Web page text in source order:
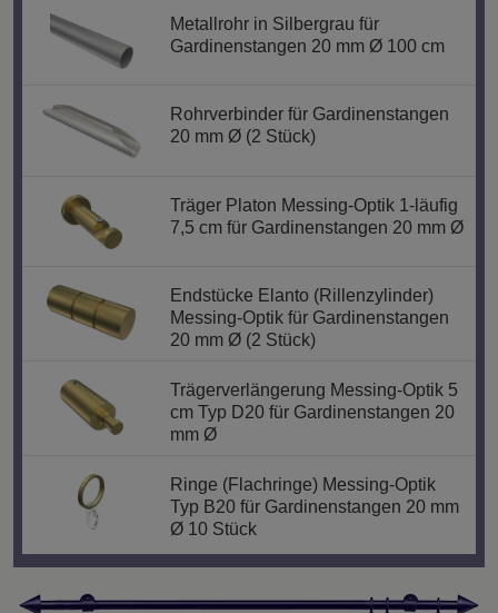
Metallrohr in Silbergrau für
Gardinenstangen 20 mm Ø 100 cm
Rohrverbinder für Gardinenstangen
20 mm Ø (2 Stück)
Träger Platon Messing-Optik 1-läufig
7,5 cm für Gardinenstangen 20 mm Ø
Endstücke Elanto (Rillenzylinder)
Messing-Optik für Gardinenstangen
20 mm Ø (2 Stück)
Trägerverlängerung Messing-Optik 5
cm Typ D20 für Gardinenstangen 20
mm Ø
Ringe (Flachringe) Messing-Optik
Typ B20 für Gardinenstangen 20 mm
Ø 10 Stück